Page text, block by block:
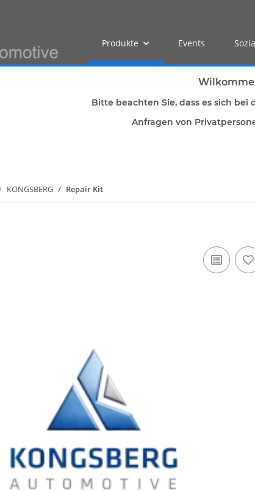
Produkte Events
Bitte beachten Sie, dass es sich
Anfragen von
KONGSBERG Repair Kit